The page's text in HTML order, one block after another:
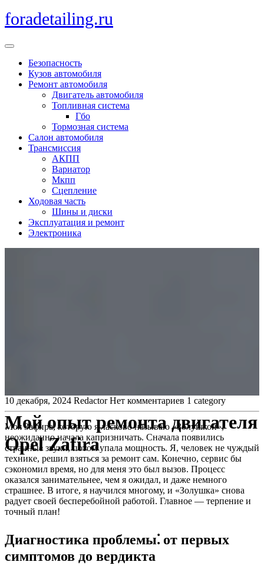
Перейти
к
foradetailing.ru
Кнопка
ОткрытьБезопасность
Кузов автомобиля
Ремонт автомобиля
Двигатель автомобиля
Топливная система
Гбо
Тормозная система
Салон автомобиля
Трансмиссия
АКПП
Вариатор
Мкпп
Сцепление
Ходовая часть
Шины и диски
Эксплуатация и ремонт
Электроника
Мой опыт ремонта двигателя
Opel Zafira
10 декабря, 2024 Redactor Нет комментариев 1 category
Моя Зафира, которую я ласково называю «Золушкой»,
неожиданно начала капризничать. Сначала появились
странные звуки, потом упала мощность. Я, человек не чуждый
технике, решил взяться за ремонт сам. Конечно, сервис бы
сэкономил время, но для меня это был вызов. Процесс
оказался занимательнее, чем я ожидал, и даже немного
страшнее. В итоге, я научился многому, и «Золушка» снова
радует своей бесперебойной работой. Главное — терпение и
точный план!
Диагностика проблемы⁚ от первых
симптомов до вердикта